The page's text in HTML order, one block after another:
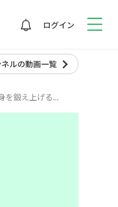
ログイン
ルの動画一覧
を鍛え上げる...